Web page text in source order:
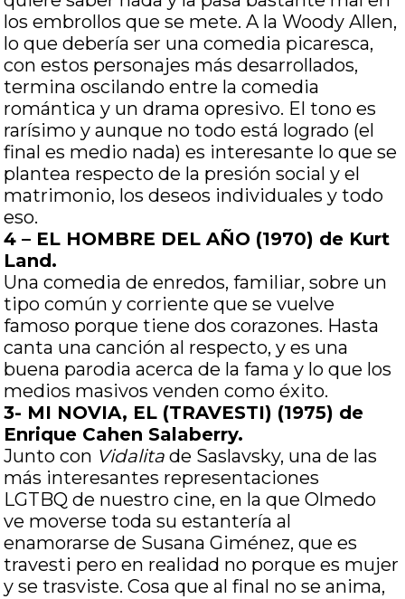
los embrollos que se mete. A la Woody Allen,
lo que debería ser una comedia picaresca,
con estos personajes más desarrollados,
termina oscilando entre la comedia
romántica y un drama opresivo. El tono es
rarísimo y aunque no todo está logrado (el
final es medio nada) es interesante lo que se
plantea respecto de la presión social y el
matrimonio, los deseos individuales y todo
eso.
4 – EL HOMBRE DEL AÑO (1970) de Kurt
Land.
Una comedia de enredos, familiar, sobre un
tipo común y corriente que se vuelve
famoso porque tiene dos corazones. Hasta
canta una canción al respecto, y es una
buena parodia acerca de la fama y lo que los
medios masivos venden como éxito.
3- MI NOVIA, EL (TRAVESTI) (1975) de
Enrique Cahen Salaberry.
Junto con Vidalita de Saslavsky, una de las
más interesantes representaciones
LGTBQ de nuestro cine, en la que Olmedo
ve moverse toda su estantería al
enamorarse de Susana Giménez, que es
travesti pero en realidad no porque es mujer
y se trasviste. Cosa que al final no se anima,